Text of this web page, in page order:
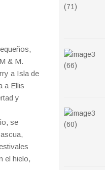
& M.
a Isla de
a Ellis
y
se
el hielo,